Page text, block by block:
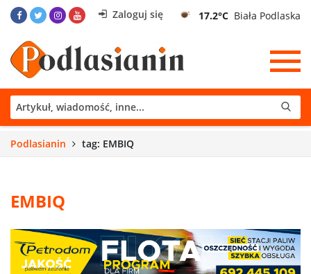
Zaloguj się 17.2°C Biała Podlaska
Podlasianin tag: EMBIQ
EMBIQ